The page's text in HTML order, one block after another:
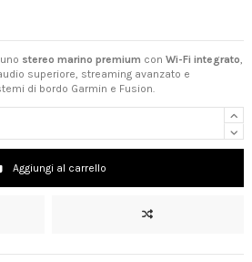
stereo marino premium con Wi-Fi integrato,
superiore, streaming avanzato e
di bordo Garmin e Fusion.
Aggiungi al carrello